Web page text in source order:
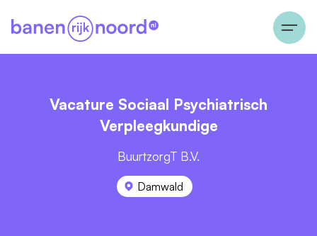
Vacature Sociaal Psychiatrisch
Verpleegkundige
BuurtzorgT B.V.
Damwald